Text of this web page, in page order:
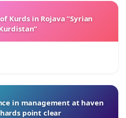
Kurds in Rojava “Syrian
in management at haven
point clear